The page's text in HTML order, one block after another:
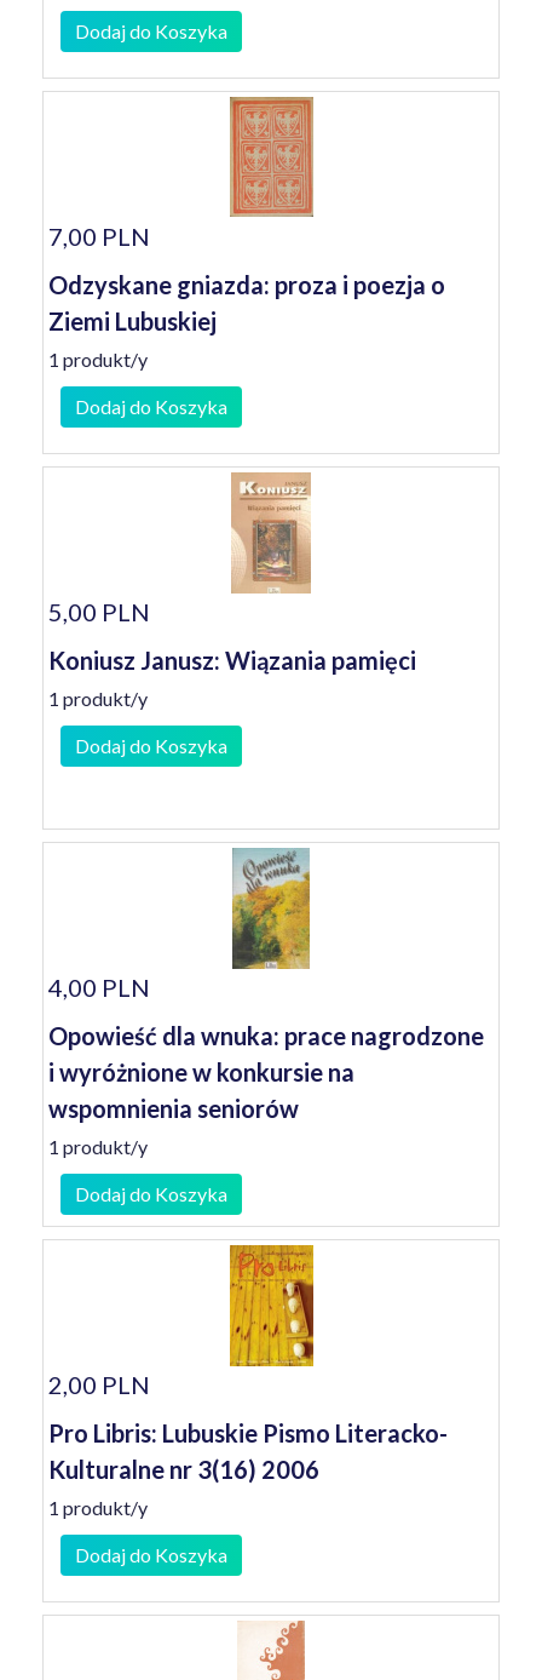
Dodaj do Koszyka
7,00 PLN
Odzyskane gniazda: proza i poezja o
Ziemi Lubuskiej
1 produkt/y
Dodaj do Koszyka
5,00 PLN
Koniusz Janusz: Wiązania pamięci
1 produkt/y
Dodaj do Koszyka
4,00 PLN
Opowieść dla wnuka: prace nagrodzone
i wyróżnione w konkursie na
wspomnienia seniorów
1 produkt/y
Dodaj do Koszyka
2,00 PLN
Pro Libris: Lubuskie Pismo Literacko-
Kulturalne nr 3(16) 2006
1 produkt/y
Dodaj do Koszyka